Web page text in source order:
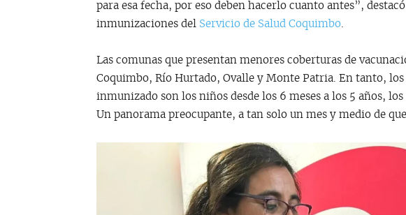
para esa fecha, por eso deben hacerlo cuanto antes”,
inmunizaciones del Servicio de Salud Coquimbo.
Las comunas que presentan menores coberturas de
Coquimbo, Río Hurtado, Ovalle y Monte Patria. En tanto, los
inmunizado son los niños desde los 6 meses a los 5 años,
Un panorama preocupante, a tan solo un mes y medio de